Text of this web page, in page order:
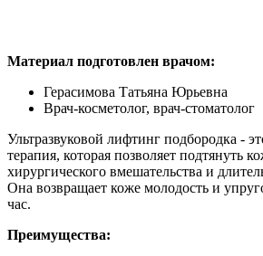
Материал подготовлен врачом:
Герасимова Татьяна Юрьевна
Врач-косметолог, врач-стоматолог
Ультразвуковой лифтинг подбородка -
терапия, которая позволяет подтянуть
хирургического вмешательства и
Она возвращает коже молодость и
час.
Преимущества: